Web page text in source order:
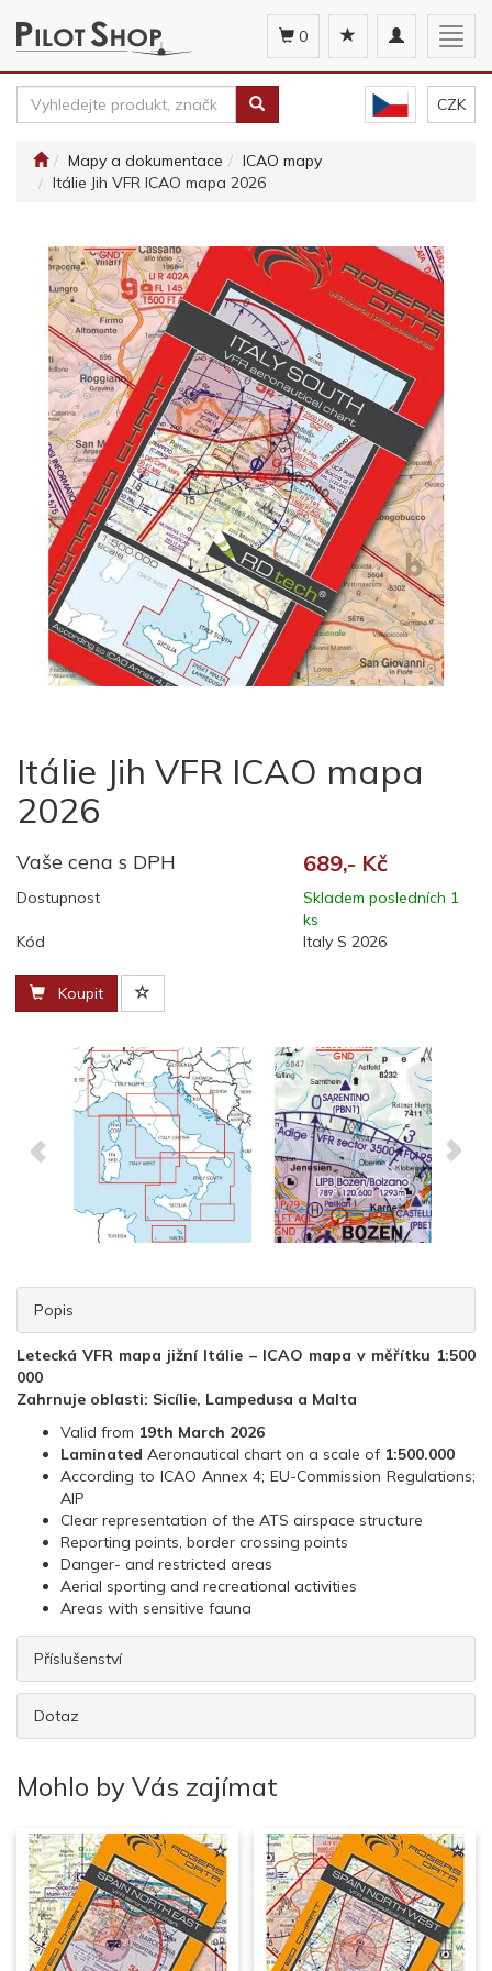
Toggle
navigation
0
CZK
Mapy a dokumentace
ICAO mapy
Itálie Jih VFR ICAO mapa 2026
Itálie Jih VFR ICAO mapa
2026
Vaše cena s DPH 689,- Kč
Dostupnost
Skladem posledních 1
ks
Kód
Italy S 2026
Koupit
Popis
Letecká VFR mapa jižní Itálie – ICAO mapa v měřítku 1:500
000
Zahrnuje oblasti: Sicílie, Lampedusa a Malta
Valid from 19th March 2026
Laminated Aeronautical chart on a scale of 1:500.000
According to ICAO Annex 4; EU-Commission Regulations;
AIP
Clear representation of the ATS airspace structure
Reporting points, border crossing points
Danger- and restricted areas
Aerial sporting and recreational activities
Areas with sensitive fauna
Příslušenství
Dotaz
Mohlo by Vás zajímat